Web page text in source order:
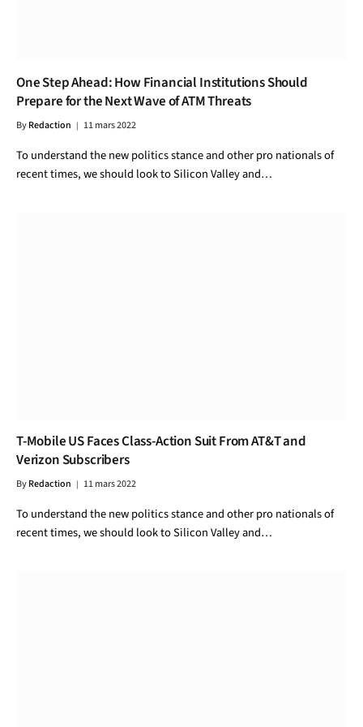
One Step Ahead: How Financial Institutions Should
Prepare for the Next Wave of ATM Threats
ByRedaction 11 mars 2022
To understand the new politics stance and other pro nationals of
recent times, we should look to Silicon Valley and…
T-Mobile US Faces Class-Action Suit From AT&T and
Verizon Subscribers
ByRedaction 11 mars 2022
To understand the new politics stance and other pro nationals of
recent times, we should look to Silicon Valley and…